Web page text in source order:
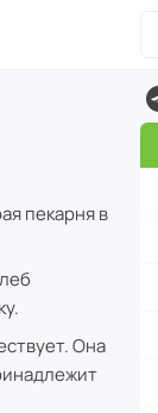
пекарня в
Она